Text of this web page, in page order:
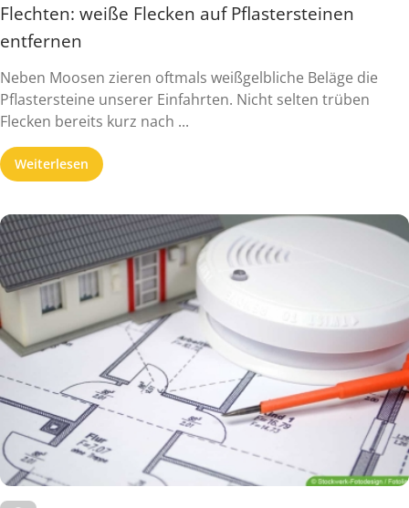
Flechten: weiße Flecken auf Pflastersteinen
entfernen
Neben Moosen zieren oftmals weißgelbliche Beläge die
Pflastersteine unserer Einfahrten. Nicht selten trüben
Flecken bereits kurz nach ...
Weiterlesen